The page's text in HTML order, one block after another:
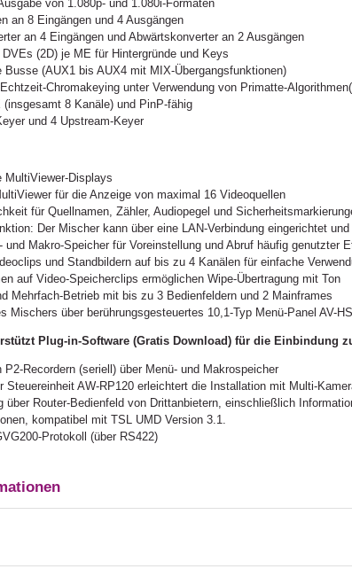
von 1.080p- und 1.080i-Formaten
an 8 Eingängen und 4 Ausgängen
an 4 Eingängen und Abwärtskonverter an 2 Ausgängen
(2D) je ME für Hintergründe und Keys
Busse (AUX1 bis AUX4 mit MIX-Übergangsfunktionen)
Chromakeying unter Verwendung von Primatte-
8 Kanäle) und PinP-fähig
und 4 Upstream-Keyer
MultiViewer-Displays
für die Anzeige von maximal 16 Videoquellen
für Quellnamen, Zähler, Audiopegel und
Der Mischer kann über eine LAN-Verbindung eingerichtet
und Makro-Speicher für Voreinstellung und Abruf häufig genutzter
und Standbildern auf bis zu 4 Kanälen für einfache
auf Video-Speicherclips ermöglichen Wipe-Übertragung mit Ton
Mehrfach-Betrieb mit bis zu 3 Bedienfeldern und 2 Mainframes
Mischers über berührungsgesteuertes 10,1-Typ Menü-Panel AV-
Plug-in-Software (Gratis Download) für die
P2-Recordern (seriell) über Menü- und Makrospeicher
Steuereinheit AW-RP120 erleichtert die Installation mit Multi-
über Router-Bedienfeld von Drittanbietern, einschließlich
kompatibel mit TSL UMD Version 3.1.
Protokoll (über RS422)